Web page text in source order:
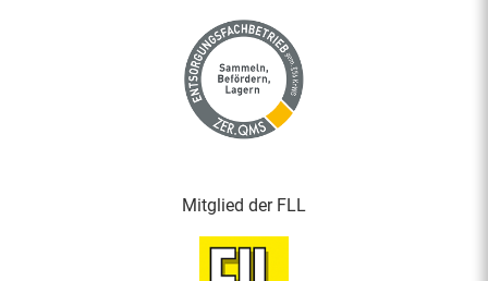
Mitglied der FLL